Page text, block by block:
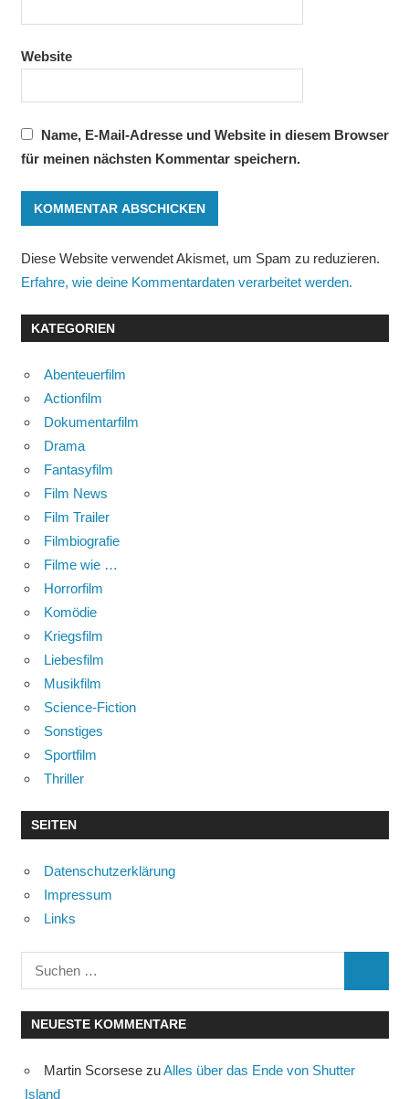
Website
Name, E-Mail-Adresse und Website in diesem Browser
für meinen nächsten Kommentar speichern.
Diese Website verwendet Akismet, um Spam zu reduzieren.
Erfahre, wie deine Kommentardaten verarbeitet werden.
KATEGORIEN
Abenteuerfilm
Actionfilm
Dokumentarfilm
Drama
Fantasyfilm
Film News
Film Trailer
Filmbiografie
Filme wie …
Horrorfilm
Komödie
Kriegsfilm
Liebesfilm
Musikfilm
Science-Fiction
Sonstiges
Sportfilm
Thriller
SEITEN
Datenschutzerklärung
Impressum
Links
Suchen
nach:
NEUESTE KOMMENTARE
Martin Scorsese zuAlles über das Ende von Shutter
Island